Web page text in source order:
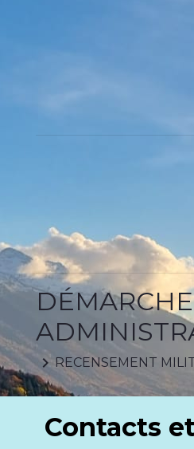
keyboard_arrow_right RECENSEMENT
Contacts